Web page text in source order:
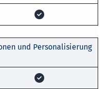
und Personalisierung